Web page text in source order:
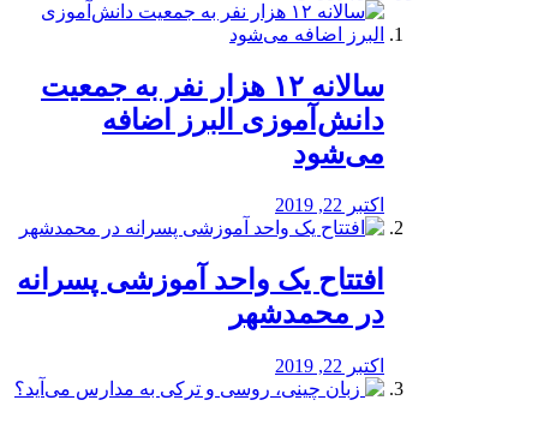
️سالانه ۱۲ هزار نفر به جمعیت
دانش‌آموزی البرز اضافه
می‌شود
اکتبر 22, 2019
افتتاح یک واحد آموزشی پسرانه
در محمدشهر
اکتبر 22, 2019